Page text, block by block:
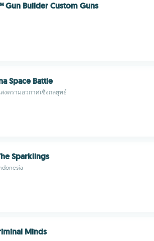
Gun Builder Custom Guns
Space Battle
งครามอวกาศเชิงกลยุทธ์
Sparklings
Minds